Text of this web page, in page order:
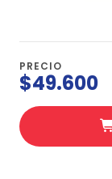
PRECIO
$49.600